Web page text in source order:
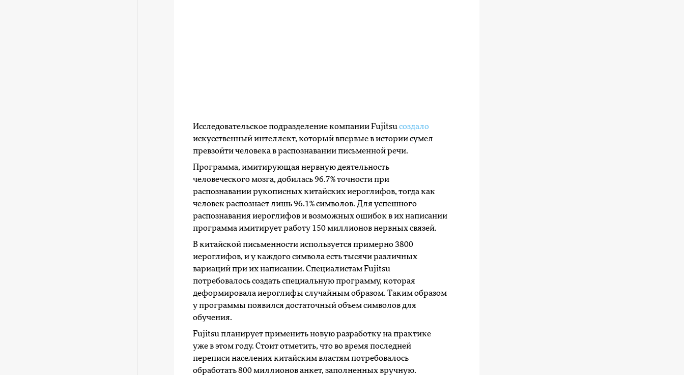
Исследовательское подразделение компании Fujitsu создало
искусственный интеллект, который впервые в истории сумел
превзойти человека в распознавании письменной речи.
Программа, имитирующая нервную деятельность
человеческого мозга, добилась 96.7% точности при
распознавании рукописных китайских иероглифов, тогда как
человек распознает лишь 96.1% символов. Для успешного
распознавания иероглифов и возможных ошибок в их написании
программа имитирует работу 150 миллионов нервных связей.
В китайской письменности используется примерно 3800
иероглифов, и у каждого символа есть тысячи различных
вариаций при их написании. Специалистам Fujitsu
потребовалось создать специальную программу, которая
деформировала иероглифы случайным образом. Таким образом
у программы появился достаточный объем символов для
обучения.
Fujitsu планирует применить новую разработку на практике
уже в этом году. Стоит отметить, что во время последней
переписи населения китайским властям потребовалось
обработать 800 миллионов анкет, заполненных вручную.